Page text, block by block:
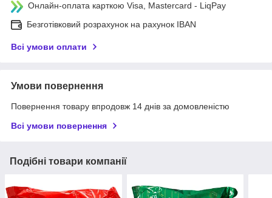
Онлайн-оплата карткою Visa, Mastercard - LiqPay
Безготівковий розрахунок на рахунок IBAN
Всі умови оплати
Умови повернення
Повернення товару впродовж 14 днів за домовленістю
Всі умови повернення
Подібні товари компанії